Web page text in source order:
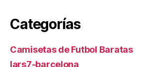
Categorías
Camisetas de Futbol Baratas
lars7-barcelona